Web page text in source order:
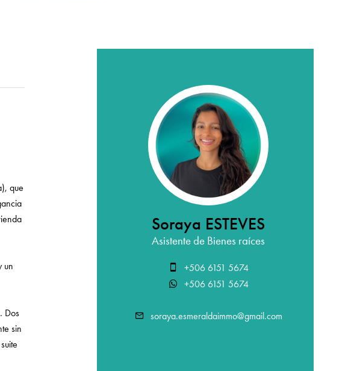
que
un
Dos
sin
Soraya ESTEVES
Asistente de Bienes raíces
+506 6151 5674
+506 6151 5674
soraya.esmeraldaimmo@gmail.com